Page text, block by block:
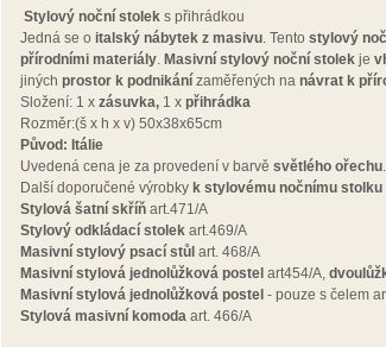
Stylový noční stolek s přihrádkou
Jedná se o italský nábytek z masivu. Tento stylový
přírodními materiály. Masivní stylový noční stolek je
jiných prostor k podnikání zaměřených na návrat k
Složení: 1 x zásuvka, 1 x přihrádka
Rozměr:(š x h x v) 50x38x65cm
Původ: Itálie
Uvedená cena je za provedení v barvě světlého ořechu
Další doporučené výrobky k stylovému nočnímu stolku
Stylová šatní skříň art.471/A
Stylový odkládací stolek art.469/A
Masivní stylový psací stůl art. 468/A
Masivní stylová jednolůžková postel art454/A,
Masivní stylová jednolůžková postel - pouze s čelem
Stylová masivní komoda art. 466/A